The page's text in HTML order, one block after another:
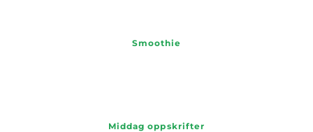
Smoothie
Middag oppskrifter